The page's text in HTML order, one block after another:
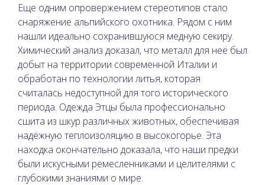
Еще одним опровержением стереотипов стало
снаряжение альпийского охотника. Рядом с ним
нашли идеально сохранившуюся медную секиру.
Химический анализ доказал, что металл для неё был
добыт на территории современной Италии и
обработан по технологии литья, которая
считалась недоступной для того исторического
периода. Одежда Этцы была профессионально
сшита из шкур различных животных, обеспечивая
надёжную теплоизоляцию в высокогорье. Эта
находка окончательно доказала, что наши предки
были искусными ремесленниками и целителями с
глубокими знаниями о мире.